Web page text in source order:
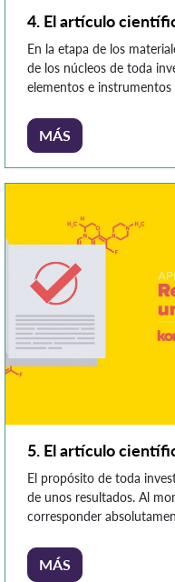
4. El artículo
En la etapa de los
de los núcleos de toda
elementos e
que toda esta información
lógica, con el fin de que
MÁS
5. El artículo
El propósito de toda
de unos resultados. Al
corresponder
hipótesis iniciales: no se
haya sido planteado con
MÁS